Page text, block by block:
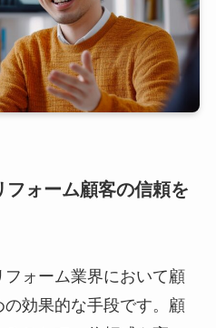
ォーム顧客の信頼を
ォーム業界において顧
効果的な手段です。顧